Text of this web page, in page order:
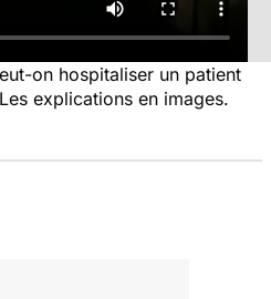
on hospitaliser un patient
explications en images.